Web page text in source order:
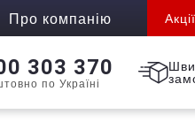
Про компанію Акції
303 370
по Україні